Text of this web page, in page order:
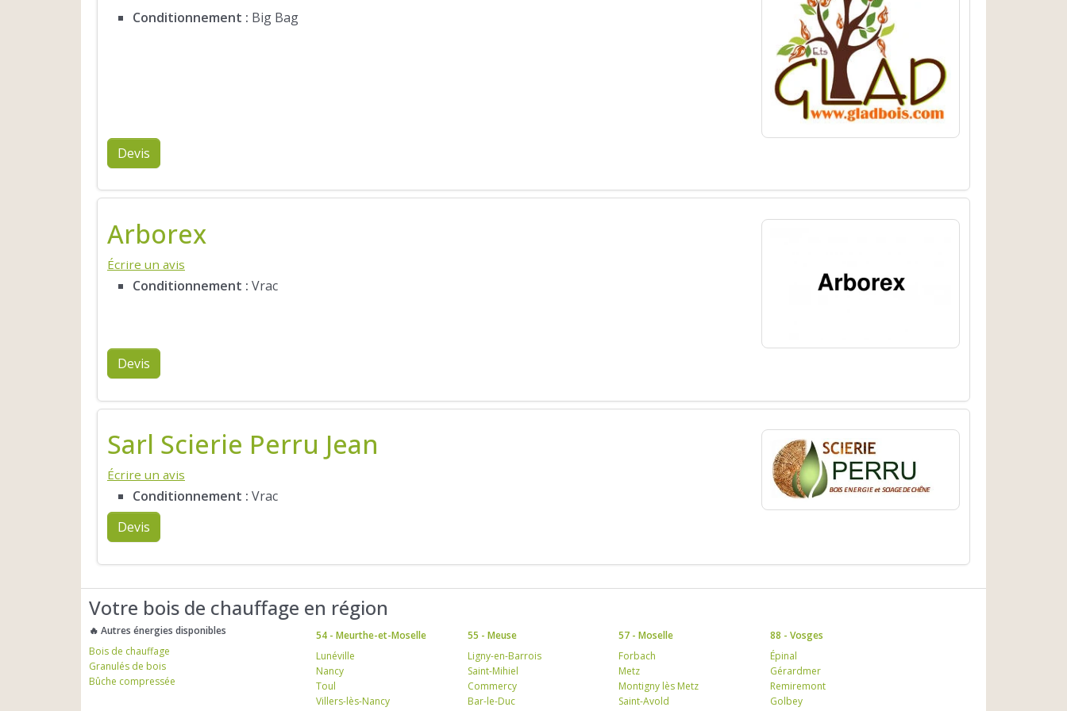
Conditionnement : Big Bag
Devis
Arborex
Écrire un avis
Conditionnement : Vrac
Devis
Sarl Scierie Perru Jean
Écrire un avis
Conditionnement : Vrac
Devis
Votre bois de chauffage en région
🔥 Autres énergies disponibles
Bois de chauffage
Granulés de bois
Bûche compressée
54 - Meurthe-et-Moselle
Lunéville
Nancy
Toul
Villers-lès-Nancy
55 - Meuse
Ligny-en-Barrois
Saint-Mihiel
Commercy
Bar-le-Duc
57 - Moselle
Forbach
Metz
Montigny lès Metz
Saint-Avold
88 - Vosges
Épinal
Gérardmer
Remiremont
Golbey